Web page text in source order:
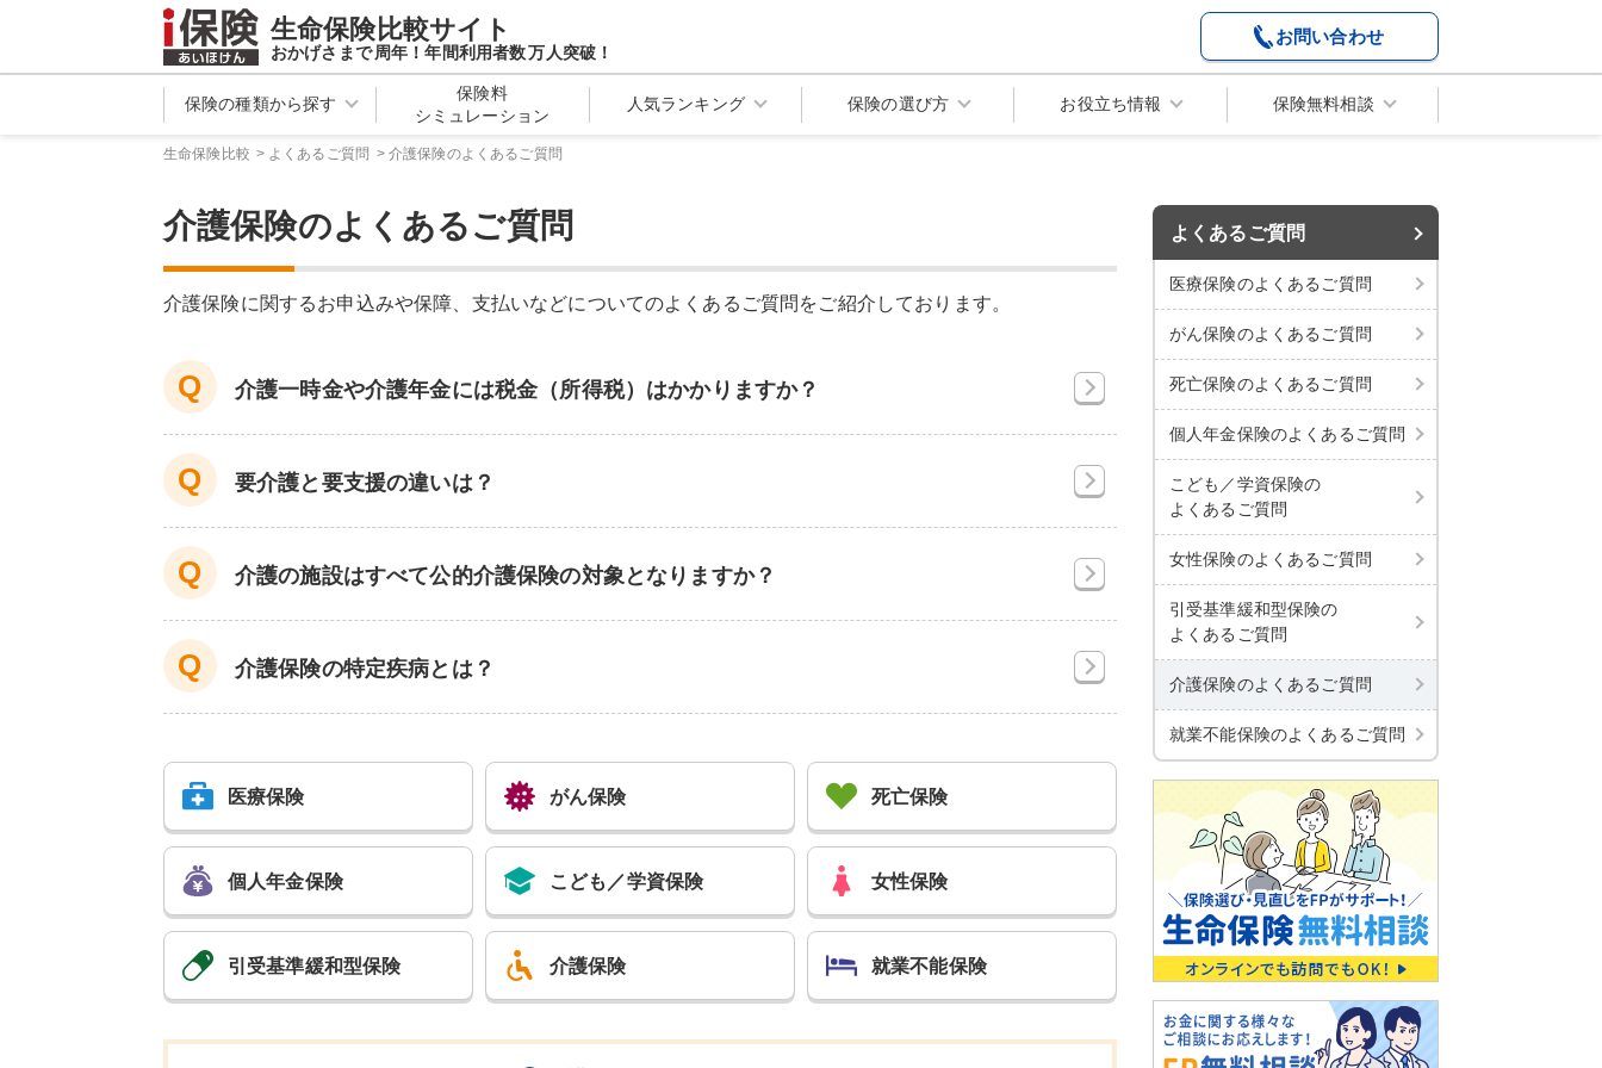
生命保険比較サイト
おかげさまで周年！年間利用者数万人突破！
お問い合わせ
保険の種類から探す
保険料
シミュレーション
人気ランキング 保険の選び方 お役立ち情報 保険無料相談
生命保険比較 > よくあるご質問 > 介護保険のよくあるご質問
介護保険のよくあるご質問
介護保険に関するお申込みや保障、支払いなどについてのよくあるご質問をご紹介しております。
介護一時金や介護年金には税金（所得税）はかかりますか？
要介護と要支援の違いは？
介護の施設はすべて公的介護保険の対象となりますか？
介護保険の特定疾病とは？
医療保険 がん保険 死亡保険
個人年金保険 こども／学資保険 女性保険
引受基準緩和型保険 介護保険 就業不能保険
よくあるご質問
医療保険のよくあるご質問
がん保険のよくあるご質問
死亡保険のよくあるご質問
個人年金保険のよくあるご質問
こども／学資保険の
よくあるご質問
女性保険のよくあるご質問
引受基準緩和型保険の
よくあるご質問
介護保険のよくあるご質問
就業不能保険のよくあるご質問